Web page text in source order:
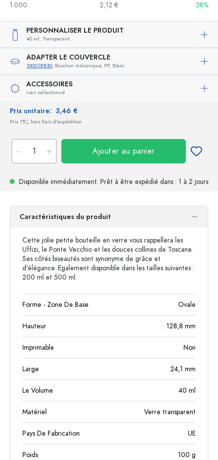
1.000
2,12 € 38%
PERSONNALISER LE PRODUIT
40 ml, Transparent
ADAPTER LE COUVERCLE
100018830, Bouchon mécanique, PP, Blanc
ACCESSOIRES
rien sélectionné
Prix unitaire: 3,46 €
Prix TTC, hors frais d'expédition
Ajouter au panier
Disponible immédiatement. Prêt à être expédié dans : 1 à 2 jours
Caractéristiques du produit
Cette jolie petite bouteille en verre vous rappellera les
Uffizi, le Ponte Vecchio et les douces collines de Toscane.
Ses côtés biseautés sont synonyme de grâce et
d'élégance. Egalement disponible dans les tailles suivantes :
200 ml et 500 ml.
Forme - Zone De Base Ovale
Hauteur 128,8 mm
Imprimable Non
Large 24,1 mm
Le Volume 40 ml
Matériel Verre transparent
Pays De Fabrication UE
Poids 100 g